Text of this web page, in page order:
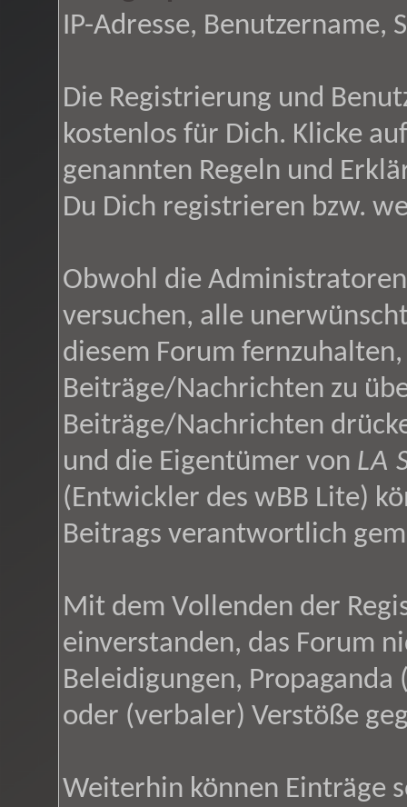
IP-Adresse, Benutzername,
Die Registrierung und
kostenlos für Dich. Klicke
genannten Regeln und
Du Dich registrieren bzw.
Obwohl die
versuchen, alle
diesem Forum
Beiträge/Nachrichten zu
Beiträge/Nachrichten
und die Eigentümer von LA
(Entwickler des wBB Lite)
Beitrags verantwortlich
Mit dem Vollenden der
einverstanden, das Forum
Beleidigungen,
oder (verbaler) Verstöße
Weiterhin können Einträge